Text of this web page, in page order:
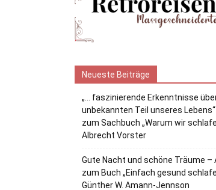
Neueste Beiträge
„… faszinierende Erkenntnisse
unbekannten Teil unseres
zum Sachbuch „Warum wir
Albrecht Vorster
Gute Nacht und schöne Träume –
zum Buch „Einfach gesund
Günther W. Amann-Jennson